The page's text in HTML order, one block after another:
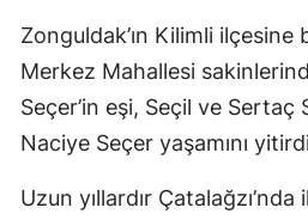
Zonguldak’ın Kilimli ilçesine
Merkez Mahallesi
Seçer’in eşi, Seçil ve Sertaç
Naciye Seçer yaşamını
Uzun yıllardır